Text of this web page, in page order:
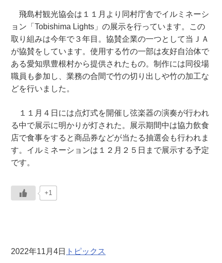
飛島村観光協会は１１月より同村庁舎でイルミネーシ
ョン「Tobishima Lights」の展示を行っています。この
取り組みは今年で３年目。協賛企業の一つとして当ＪＡ
が協賛をしています。使用する竹の一部は友好自治体で
ある愛知県豊根村から提供されたもの。制作には同役場
職員も参加し、業務の合間で竹の切り出しや竹の加工な
どを行いました。
１１月４日には点灯式を開催し弦楽器の演奏が行われ
る中で展示に明かりが灯された。展示期間中は協力飲食
店で食事をすると商品券などが当たる抽選会も行われま
す。イルミネーションは１２月２５日まで展示する予定
です。
+1
2022年11月4日 トピックス